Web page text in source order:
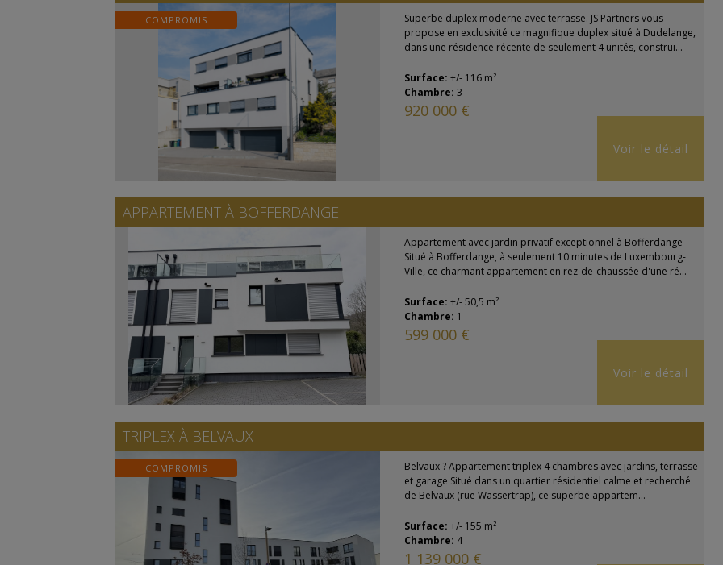
COMPROMIS
Superbe duplex moderne avec terrasse. JS Partners vous
propose en exclusivité ce magnifique duplex situé à Dudelange,
dans une résidence récente de seulement 4 unités, construi...
Surface: +/- 116 m²
Chambre: 3
920 000 €
Voir le détail
APPARTEMENT À BOFFERDANGE
Appartement avec jardin privatif exceptionnel à Bofferdange
Situé à Bofferdange, à seulement 10 minutes de Luxembourg-
Ville, ce charmant appartement en rez-de-chaussée d'une ré...
Surface: +/- 50,5 m²
Chambre: 1
599 000 €
Voir le détail
TRIPLEX À BELVAUX
COMPROMIS
Belvaux ? Appartement triplex 4 chambres avec jardins, terrasse
et garage Situé dans un quartier résidentiel calme et recherché
de Belvaux (rue Wassertrap), ce superbe appartem...
Surface: +/- 155 m²
Chambre: 4
1 139 000 €